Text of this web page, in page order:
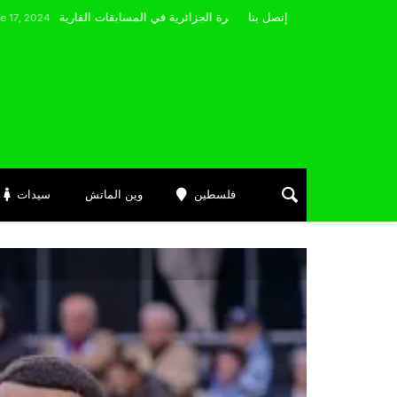
إتصل بنا
سيدات وين الماتش فلسطين